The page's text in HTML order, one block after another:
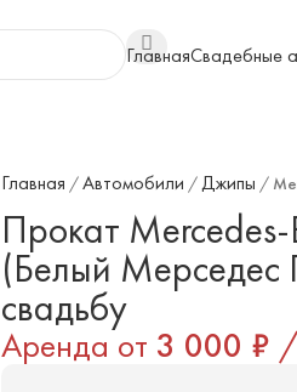
ГлавнаяСвадебные
Главная /Автомобили /Джипы /
Прокат
(Белый Мерседес
свадьбу
Аренда от 3 000 ₽